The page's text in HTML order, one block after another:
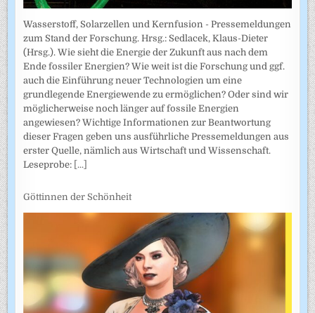
Wasserstoff, Solarzellen und Kernfusion - Pressemeldungen
zum Stand der Forschung. Hrsg.: Sedlacek, Klaus-Dieter
(Hrsg.). Wie sieht die Energie der Zukunft aus nach dem
Ende fossiler Energien? Wie weit ist die Forschung und ggf.
auch die Einführung neuer Technologien um eine
grundlegende Energiewende zu ermöglichen? Oder sind wir
möglicherweise noch länger auf fossile Energien
angewiesen? Wichtige Informationen zur Beantwortung
dieser Fragen geben uns ausführliche Pressemeldungen aus
erster Quelle, nämlich aus Wirtschaft und Wissenschaft.
Leseprobe: [...]
Göttinnen der Schönheit